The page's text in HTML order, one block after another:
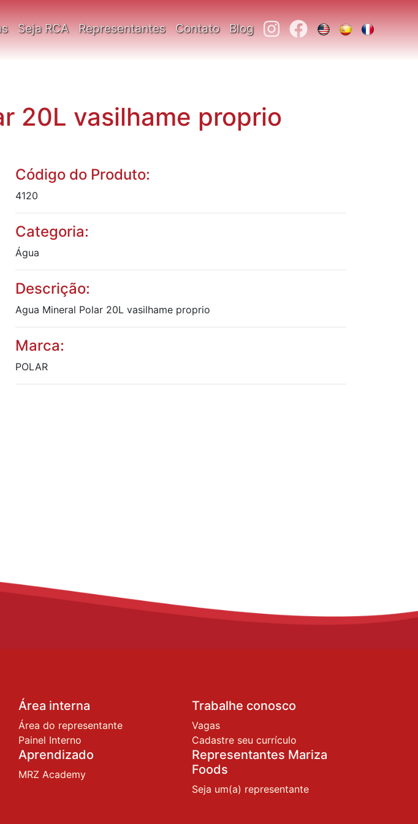
Seja RCA Representantes Contato Blog
20L vasilhame proprio
Código do Produto:
4120
Categoria:
Água
Descrição:
Agua Mineral Polar 20L vasilhame proprio
Marca:
POLAR
Área interna
Área do representante
Painel Interno
Aprendizado
MRZ Academy
Trabalhe conosco
Vagas
Cadastre seu currículo
Representantes Mariza
Foods
Seja um(a) representante